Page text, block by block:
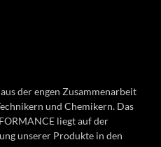
der engen Zusammenarbeit
und Chemikern. Das
liegt auf der
unserer Produkte in den